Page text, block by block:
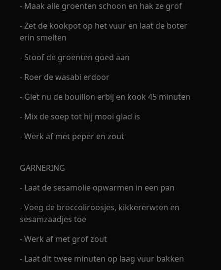
- Maak alle groenten schoon en hak ze grof
- Zet de kookpot op het vuur en laat de boter
erin smelten
- Stoof de groenten goed aan
- Roer de wasabi erdoor
- Giet nu de bouillon erbij en kook 45 minuten
- Mix de soep tot hij mooi glad is
- Werk af met peper en zout
GARNERING
- Laat de sesamolie opwarmen in een pan
- Voeg de broccoliroosjes, kikkererwten en
sesamzaadjes toe
- Werk af met grof zout
- Laat dit twee minuten op laag vuur bakken